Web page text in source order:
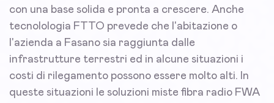
con una base solida e pronta a crescere. Anche
tecnolologia FTTO prevede che l'abitazione o
l'azienda a Fasano sia raggiunta dalle
infrastrutture terrestri ed in alcune situazioni i
costi di rilegamento possono essere molto alti. In
queste situazioni le soluzioni miste fibra radio FWA